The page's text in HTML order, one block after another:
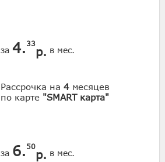
за 4. 33
р. в мес.
Рассрочка на 4 месяцев
по карте "SMART карта"
за 6. 50
р. в мес.